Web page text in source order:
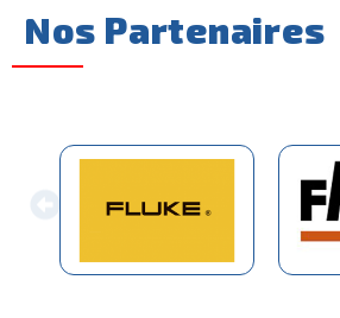
Nos Partenaires